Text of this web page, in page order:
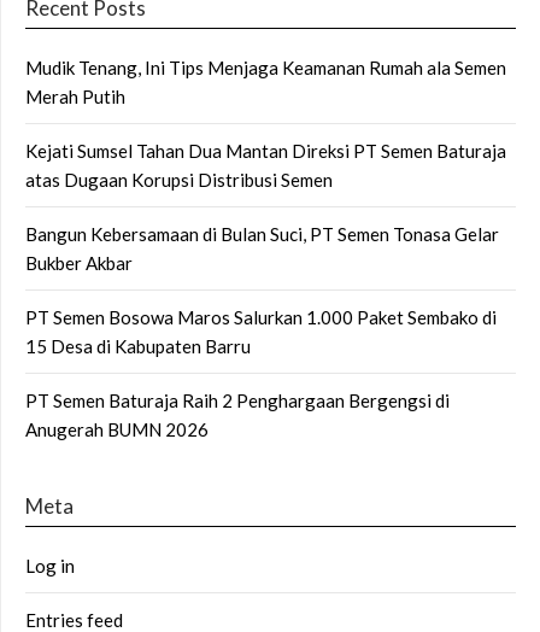
Recent Posts
Mudik Tenang, Ini Tips Menjaga Keamanan Rumah ala Semen
Merah Putih
Kejati Sumsel Tahan Dua Mantan Direksi PT Semen Baturaja
atas Dugaan Korupsi Distribusi Semen
Bangun Kebersamaan di Bulan Suci, PT Semen Tonasa Gelar
Bukber Akbar
PT Semen Bosowa Maros Salurkan 1.000 Paket Sembako di
15 Desa di Kabupaten Barru
PT Semen Baturaja Raih 2 Penghargaan Bergengsi di
Anugerah BUMN 2026
Meta
Log in
Entries feed